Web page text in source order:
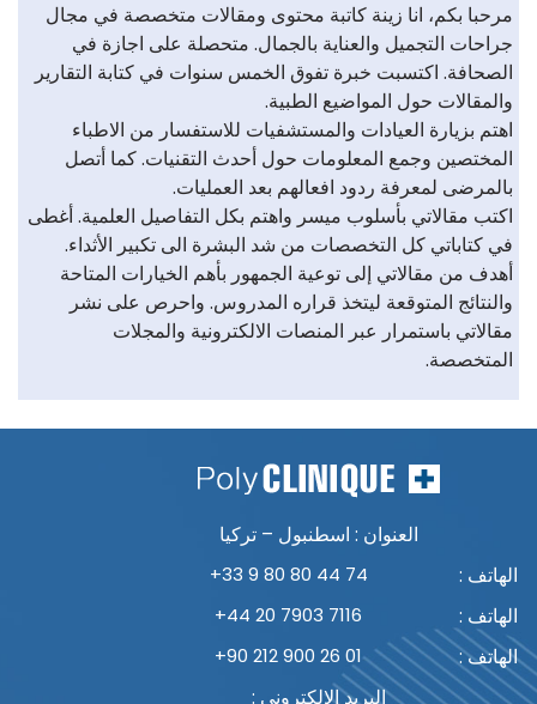
مرحبا بكم، انا زينة كاتبة محتوى ومقالات متخصصة في مجال
جراحات التجميل والعناية بالجمال. متحصلة على اجازة في
الصحافة. اكتسبت خبرة تفوق الخمس سنوات في كتابة التقارير
والمقالات حول المواضيع الطبية.
اهتم بزيارة العيادات والمستشفيات للاستفسار من الاطباء
المختصين وجمع المعلومات حول أحدث التقنيات. كما أتصل
بالمرضى لمعرفة ردود افعالهم بعد العمليات.
اكتب مقالاتي بأسلوب ميسر واهتم بكل التفاصيل العلمية. أغطى
في كتاباتي كل التخصصات من شد البشرة الى تكبير الأثداء.
أهدف من مقالاتي إلى توعية الجمهور بأهم الخيارات المتاحة
والنتائج المتوقعة ليتخذ قراره المدروس. واحرص على نشر
مقالاتي باستمرار عبر المنصات الالكترونية والمجلات
المتخصصة.
العنوان : اسطنبول – تركيا
الهاتف :
+33 9 80 80 44 74
الهاتف : +44 20 7903 7116
الهاتف : +90 212 900 26 01
البريد الالكتروني :